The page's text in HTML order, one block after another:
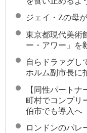
ジェイ・Zの母
東京都現代美術
ー・アワー」を
自らドラァグし
ホルム副市長に
【同性パート
町村でコンプリ
伯市でも導入へ
ロンドンのパレ